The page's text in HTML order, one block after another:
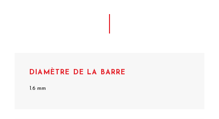
DIAMÈTRE DE LA BARRE
1.6 mm